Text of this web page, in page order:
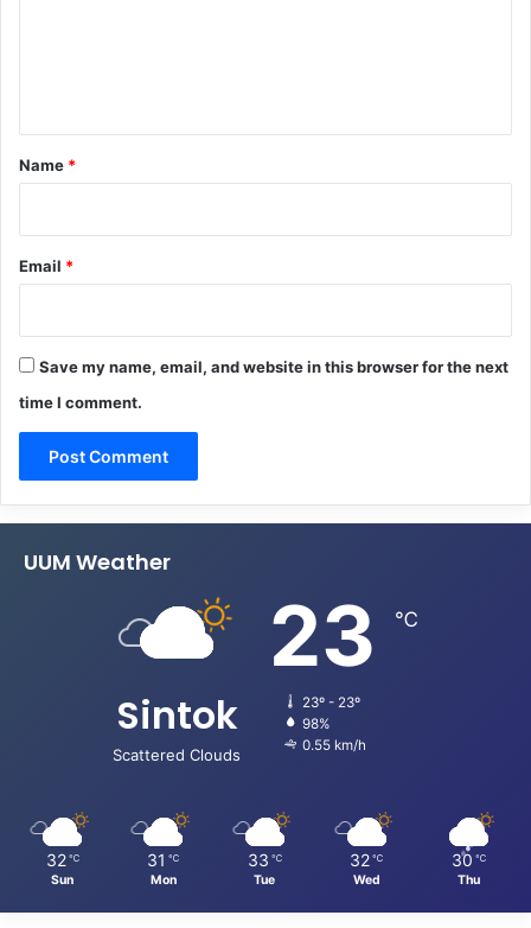
*
Name *
Email *
Save my name, email, and website in this browser for the next
time I comment.
UUM Weather
Sintok
Scattered Clouds
23 ℃
23º - 23º
98%
0.55 km/h
32 ℃
Sun
31 ℃
Mon
33 ℃
Tue
32 ℃
Wed
30 ℃
Thu